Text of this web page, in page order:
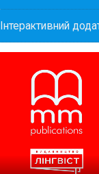
Інтерактивний